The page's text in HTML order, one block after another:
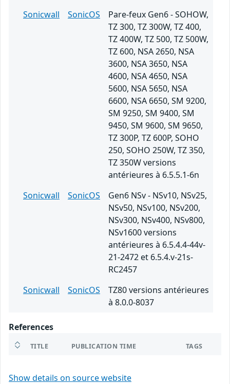
Sonicwall
SonicOS
Pare-feux Gen6 - SOHOW,
TZ 300, TZ 300W, TZ 400,
TZ 400W, TZ 500, TZ 500W,
TZ 600, NSA 2650, NSA
3600, NSA 3650, NSA
4600, NSA 4650, NSA
5600, NSA 5650, NSA
6600, NSA 6650, SM 9200,
SM 9250, SM 9400, SM
9450, SM 9600, SM 9650,
TZ 300P, TZ 600P, SOHO
250, SOHO 250W, TZ 350,
TZ 350W versions
antérieures à 6.5.5.1-6n
Sonicwall
SonicOS
Gen6 NSv - NSv10, NSv25,
NSv50, NSv100, NSv200,
NSv300, NSv400, NSv800,
NSv1600 versions
antérieures à 6.5.4.4-44v-
21-2472 et 6.5.4.v-21s-
RC2457
Sonicwall
SonicOS
TZ80 versions antérieures
à 8.0.0-8037
References
TITLE PUBLICATION TIME TAGS
Show details on source website